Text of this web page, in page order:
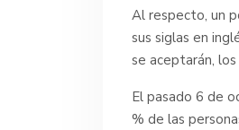
Al respecto, un
sus siglas en
se aceptarán,
El pasado 6 de
% de las